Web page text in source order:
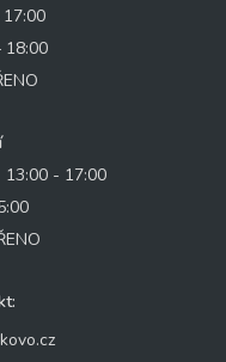
17:00
18:00
13:00 - 17:00